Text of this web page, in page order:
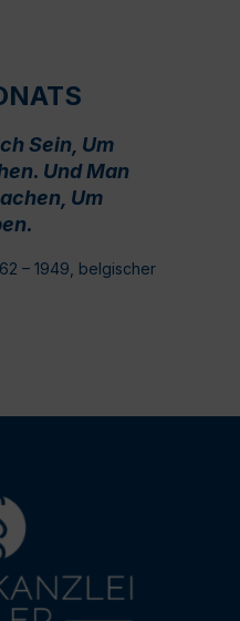
Sein, Um
Und Man
Um
– 1949, belgischer